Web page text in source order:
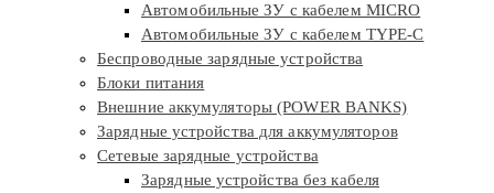
Автомобильные ЗУ с кабелем MICRO
Автомобильные ЗУ с кабелем TYPE-C
Беспроводные зарядные устройства
Блоки питания
Внешние аккумуляторы (POWER BANKS)
Зарядные устройства для аккумуляторов
Сетевые зарядные устройства
Зарядные устройства без кабеля